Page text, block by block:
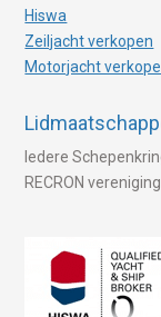
Hiswa
Zeiljacht verkopen
Motorjacht
Iedere
RECRON